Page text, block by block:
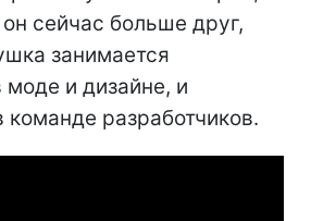
сейчас больше друг,
занимается
и дизайне, и
команде разработчиков.